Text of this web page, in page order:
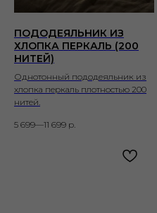
ПОДОДЕЯЛЬНИК ИЗ
ХЛОПКА ПЕРКАЛЬ (200
НИТЕЙ)
Однотонный пододеяльник из
хлопка перкаль плотностью 200
нитей.
5 699—11 699 р.